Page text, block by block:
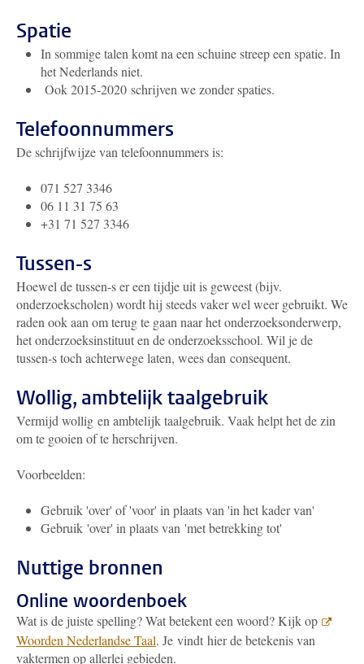
Spatie
In sommige talen komt na een schuine streep een spatie. In
het Nederlands niet.
Ook 2015-2020 schrijven we zonder spaties.
Telefoonnummers
De schrijfwijze van telefoonnummers is:
071 527 3346
06 11 31 75 63
+31 71 527 3346
Tussen-s
Hoewel de tussen-s er een tijdje uit is geweest (bijv.
onderzoekscholen) wordt hij steeds vaker wel weer gebruikt. We
raden ook aan om terug te gaan naar het onderzoeksonderwerp,
het onderzoeksinstituut en de onderzoeksschool. Wil je de
tussen-s toch achterwege laten, wees dan consequent.
Wollig, ambtelijk taalgebruik
Vermijd wollig en ambtelijk taalgebruik. Vaak helpt het de zin
om te gooien of te herschrijven.
Voorbeelden:
Gebruik 'over' of 'voor' in plaats van 'in het kader van'
Gebruik 'over' in plaats van 'met betrekking tot'
Nuttige bronnen
Online woordenboek
Wat is de juiste spelling? Wat betekent een woord? Kijk op
Woorden Nederlandse Taal. Je vindt hier de betekenis van
vaktermen op allerlei gebieden.